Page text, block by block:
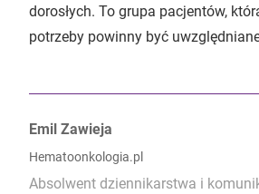
dorosłych. To grupa pacjentów,
potrzeby powinny być
Autorzy:
Emil Zawieja
Hematoonkologia.pl
Absolwent dziennikarstwa i